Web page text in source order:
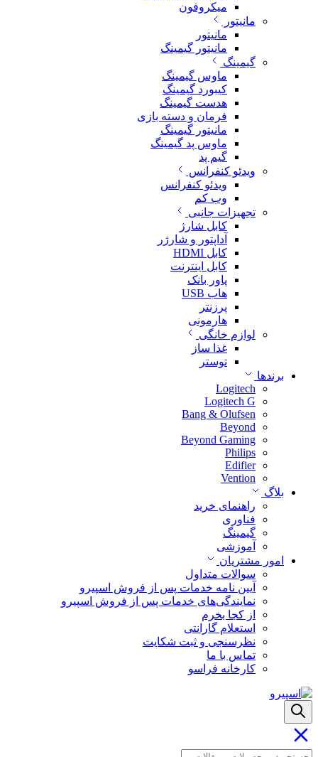
میکروفون
مانیتور
مانیتور
مانیتور گیمینگ
گیمینگ
ماوس گیمینگ
کیبورد گیمینگ
هدست گیمینگ
فرمان و دسته بازی
مانیتور گیمینگ
ماوس پد گیمینگ
گیم پد
ویدئو کنفرانس
ویدئو کنفرانس
وب کم
تجهیزات جانبی
کابل شارژ
آداپتور و شارژر
کابل HDMI
کابل اینترنت
پاور بانک
هاب USB
پرزنتر
هارمونی
لوازم خانگی
غذا ساز
توستر
برندها
Logitech
Logitech G
Bang & Olufsen
Beyond
Beyond Gaming
Philips
Edifier
Vention
بلاگ
راهنمای خرید
فناوری
گیمینگ
آموزشی
امور مشتریان
سوالات متداول
آیین نامه خدمات پس از فروش اسپیرو
نمایندگی‌های خدمات پس از فروش اسپیرو
از کجا بخرم
استعلام گارانتی
نظرسنجی و ثبت شکایت
تماس با ما
کارخانه فراسو